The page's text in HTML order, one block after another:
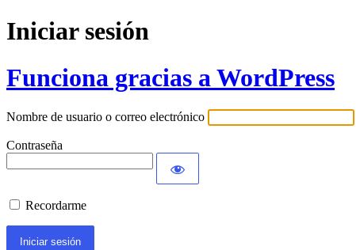
Iniciar sesión
Funciona gracias a WordPress
Nombre de usuario o correo electrónico
Contraseña
Recordarme